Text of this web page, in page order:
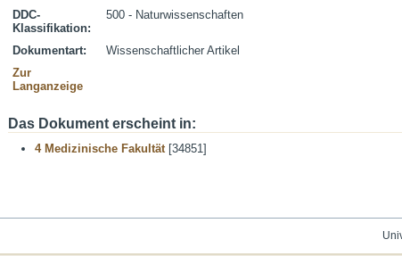
DDC-
Klassifikation:
500 - Naturwissenschaften
Dokumentart:
Wissenschaftlicher Artikel
Zur
Langanzeige
Das Dokument erscheint in:
4 Medizinische Fakultät[34851]